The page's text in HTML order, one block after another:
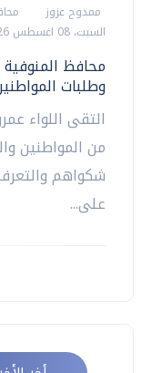
ممدوح عزوز
السبت، 08 اغسطس 2026 07:19 م
محافظ
وطلبات
التقى اللواء
من المواطنين
شكواهم
على...